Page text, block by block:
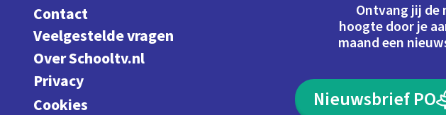
Contact
Veelgestelde vragen
Over Schooltv.nl
Privacy
Cookies
Ontvang jij de
hoogte door je
maand een
Nieuwsbrief PO